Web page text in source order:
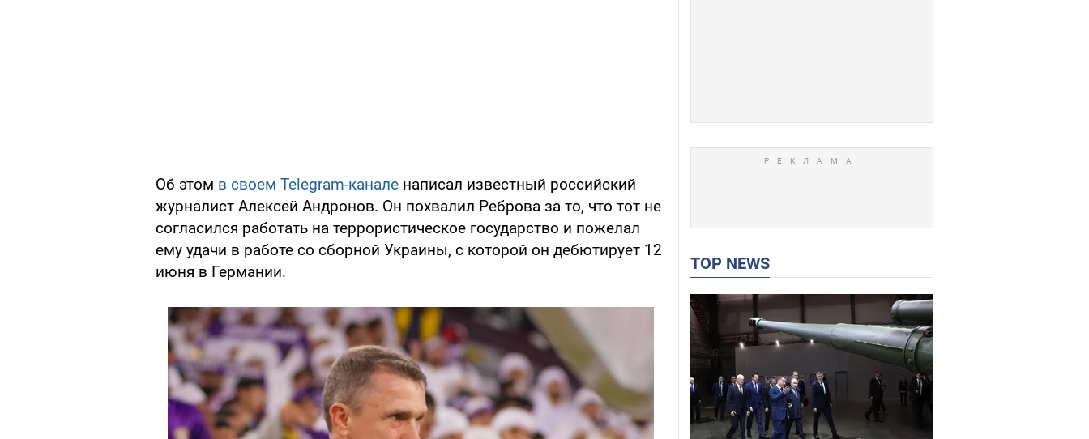
Об этом в своем Telegram-канале написал известный российский
журналист Алексей Андронов. Он похвалил Реброва за то, что тот не
согласился работать на террористическое государство и пожелал
ему удачи в работе со сборной Украины, с которой он дебютирует 12
июня в Германии.
TOP NEWS